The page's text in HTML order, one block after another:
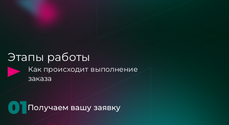
Этапы работы
Как происходит выполнение
заказа
01Получаем вашу заявку